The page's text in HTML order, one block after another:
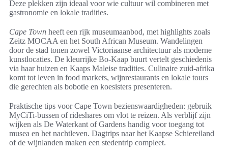
Deze plekken zijn ideaal voor wie cultuur wil combineren met
gastronomie en lokale tradities.
Cape Town heeft een rijk museumaanbod, met highlights zoals
Zeitz MOCAA en het South African Museum. Wandelingen
door de stad tonen zowel Victoriaanse architectuur als moderne
kunstlocaties. De kleurrijke Bo-Kaap buurt vertelt geschiedenis
via haar huizen en Kaaps Maleise tradities. Culinaire zuid-afrika
komt tot leven in food markets, wijnrestaurants en lokale tours
die gerechten als bobotie en koesisters presenteren.
Praktische tips voor Cape Town bezienswaardigheden: gebruik
MyCiTi-bussen of rideshares om vlot te reizen. Als verblijf zijn
wijken als De Waterkant of Gardens handig voor toegang tot
musea en het nachtleven. Dagtrips naar het Kaapse Schiereiland
of de wijnlanden maken een stedentrip compleet.